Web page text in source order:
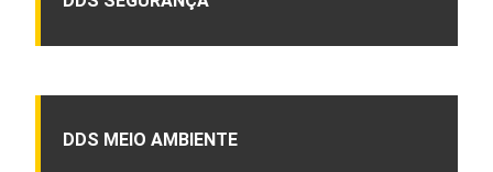
DDS MEIO AMBIENTE